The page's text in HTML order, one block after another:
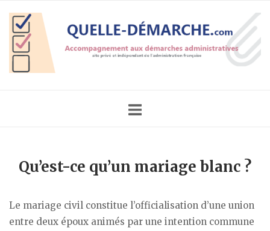
content
Home
Qu’est-ce qu’un mariage blanc ?
Le mariage civil constitue l’officialisation d’une union
entre deux époux animés par une intention commune